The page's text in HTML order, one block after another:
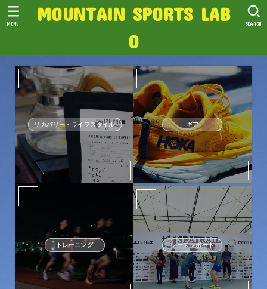
MOUNTAIN SPORTS LAB
O
SEARCH
MENU
リカバリー・ライフスタイル ギア
トレーニング レースレポート